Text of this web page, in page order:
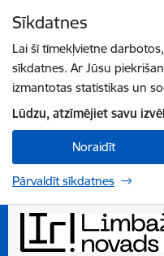
Sīkdatnes
Lai šī tīmekļvietne
sīkdatnes. Ar Jūsu
izmantotas statistikas un
Lūdzu, atzīmējiet savu
Noraidīt
Pārvaldīt sīkdatnes